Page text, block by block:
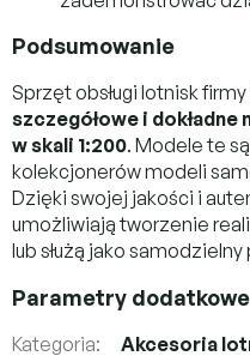
Podsumowanie
Sprzęt obsługi lotnisk
szczegółowe i
w skali 1:200. Modele te
kolekcjonerów modeli
Dzięki swojej jakości i
umożliwiają tworzenie
lub służą jako
Parametry dodatkowe
Kategoria:
Akcesoria